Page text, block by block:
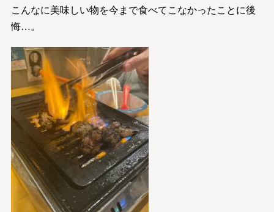
こんなに美味しい物を今まで食べてこなかったことに後
悔…。